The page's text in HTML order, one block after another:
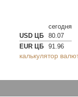
сегодня
USD ЦБ
80.07
EUR ЦБ
91.96
калькулятор